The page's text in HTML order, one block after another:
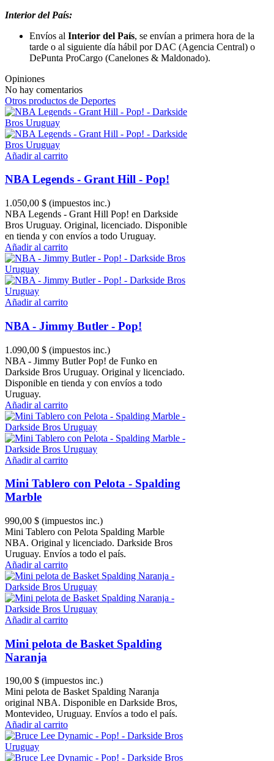
Interior del País:
Envíos al Interior del País, se envían a primera hora de la
tarde o al siguiente día hábil por DAC (Agencia Central) o
DePunta ProCargo (Canelones & Maldonado).
Opiniones
No hay comentarios
Otros productos de Deportes
Añadir al carrito
NBA Legends - Grant Hill - Pop!
1.050,00 $ (impuestos inc.)
NBA Legends - Grant Hill Pop! en Darkside
Bros Uruguay. Original, licenciado. Disponible
en tienda y con envíos a todo Uruguay.
Añadir al carrito
Añadir al carrito
NBA - Jimmy Butler - Pop!
1.090,00 $ (impuestos inc.)
NBA - Jimmy Butler Pop! de Funko en
Darkside Bros Uruguay. Original y licenciado.
Disponible en tienda y con envíos a todo
Uruguay.
Añadir al carrito
Añadir al carrito
Mini Tablero con Pelota - Spalding
Marble
990,00 $ (impuestos inc.)
Mini Tablero con Pelota Spalding Marble
NBA. Original y licenciado. Darkside Bros
Uruguay. Envíos a todo el país.
Añadir al carrito
Añadir al carrito
Mini pelota de Basket Spalding
Naranja
190,00 $ (impuestos inc.)
Mini pelota de Basket Spalding Naranja
original NBA. Disponible en Darkside Bros,
Montevideo, Uruguay. Envíos a todo el país.
Añadir al carrito